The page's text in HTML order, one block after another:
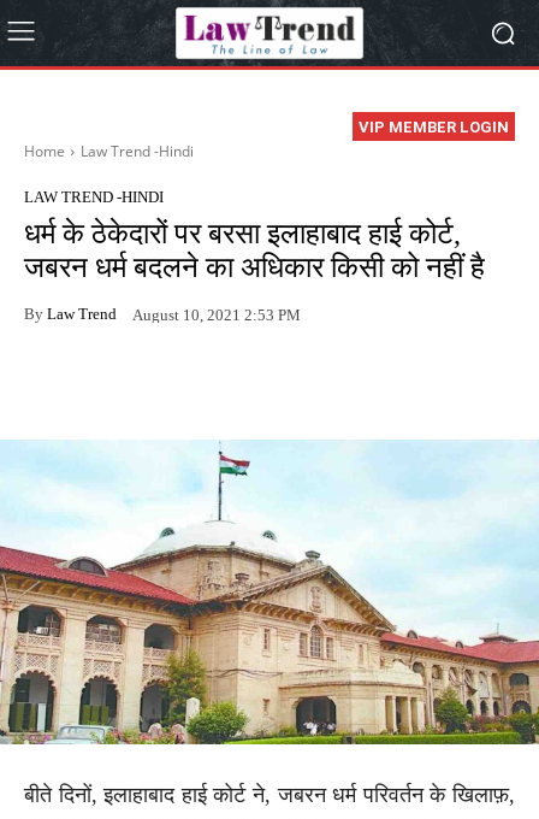
VIP MEMBER LOGIN
Home Law Trend -Hindi
LAW TREND -HINDI
धर्म के ठेकेदारों पर बरसा इलाहाबाद हाई कोर्ट,
जबरन धर्म बदलने का अधिकार किसी को नहीं है
By Law Trend August 10, 2021 2:53 PM
बीते दिनों, इलाहाबाद हाई कोर्ट ने, जबरन धर्म परिवर्तन के खिलाफ़,